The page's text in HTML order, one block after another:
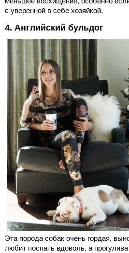
с уверенной в себе хозяйкой.
4. Английский бульдог
Эта порода собак очень гордая,
любит поспать вдоволь, а